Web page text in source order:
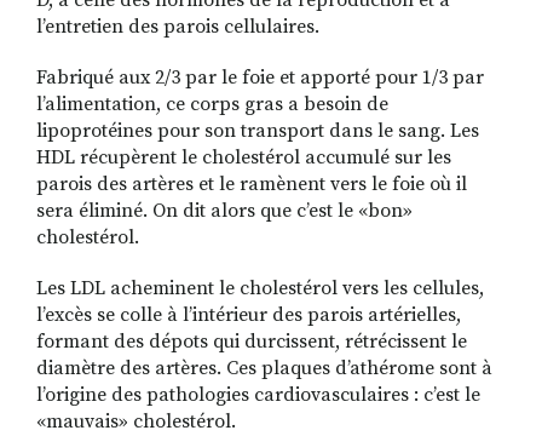
l’entretien des parois cellulaires.
Fabriqué aux 2/3 par le foie et apporté pour 1/3 par
l’alimentation, ce corps gras a besoin de
lipoprotéines pour son transport dans le sang. Les
HDL récupèrent le cholestérol accumulé sur les
parois des artères et le ramènent vers le foie où il
sera éliminé. On dit alors que c’est le «bon»
cholestérol.
Les LDL acheminent le cholestérol vers les cellules,
l’excès se colle à l’intérieur des parois artérielles,
formant des dépots qui durcissent, rétrécissent le
diamètre des artères. Ces plaques d’athérome sont à
l’origine des pathologies cardiovasculaires : c’est le
«mauvais» cholestérol.